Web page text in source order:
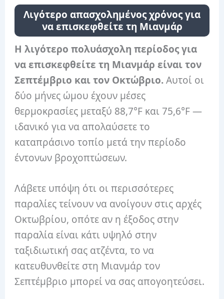
Λιγότερο απασχολημένος χρόνος για
να επισκεφθείτε τη Μιανμάρ
Η λιγότερο πολυάσχολη περίοδος για
να επισκεφθείτε τη Μιανμάρ είναι τον
Σεπτέμβριο και τον Οκτώβριο.Αυτοί οι
δύο μήνες ώμου έχουν μέσες
θερμοκρασίες μεταξύ 88,7°F και 75,6°F —
ιδανικό για να απολαύσετε το
καταπράσινο τοπίο μετά την περίοδο
έντονων βροχοπτώσεων.
Λάβετε υπόψη ότι οι περισσότερες
παραλίες τείνουν να ανοίγουν στις αρχές
Οκτωβρίου, οπότε αν η έξοδος στην
παραλία είναι κάτι υψηλό στην
ταξιδιωτική σας ατζέντα, το να
κατευθυνθείτε στη Μιανμάρ τον
Σεπτέμβριο μπορεί να σας απογοητεύσει.